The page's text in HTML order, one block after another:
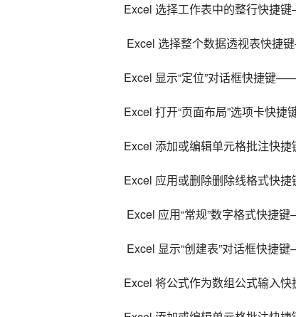
Excel 选择工作表中的整行快捷
Excel 选择整个数据透视表快捷
Excel 显示“定位”对话框快捷键——
Excel 打开“页面布局”选项卡快捷
Excel 添加或编辑单元格批注快
Excel 应用或删除删除线格式快
Excel 应用“常规”数字格式快捷
Excel 显示“创建表”对话框快捷
Excel 将公式作为数组公式输入